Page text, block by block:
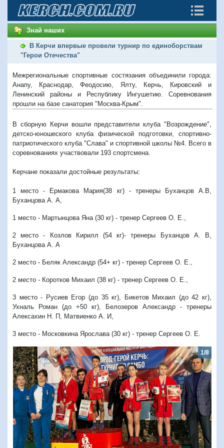
Знай наших
В Керчи впервые провели турнир по единоборствам
"Герои Отечества"
Межрегиональные спортивные состязания объединили города:
Анапу, Краснодар, Феодосию, Ялту, Керчь, Кировский и
Ленинский районы и Республику Ингушетию. Соревнования
прошли на базе санатория "Москва-Крым".
В сборную Керчи вошли представители клуба "Возрождение",
детско-юношеского клуба физической подготовки, спортивно-
патриотического клуба "Слава" и спортивной школы №4. Всего в
соревнованиях участвовали 193 спортсмена.
Керчане показали достойные результаты:
1 место - Ермакова Мария(38 кг) - тренеры Буханцов А.В,
Буханцова А. А,
1 место - Мартынцова Яна (30 кг) - тренер Сергеев О. Е.,
2 место - Козлов Кирилл (54 кг)- тренеры Буханцов А. В,
Буханцова А. А
2 место - Беляк Александр (54+ кг) - тренер Сергеев О. Е.,
2 место - Коротков Михаил (38 кг) - тренер Сергеев О. Е.,
3 место - Русиев Егор (до 35 кг), Бикетов Михаил (до 42 кг),
Ухналь Роман (до +50 кг), Белозеров Александр - тренеры
Алексахин Н. П, Матвиенко А. И,
3 место - Московкина Ярослава (30 кг) - тренер Сергеев О. Е.
1/8
Предыдущий